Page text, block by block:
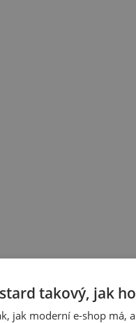
takový, jak
jak moderní e-shop má,